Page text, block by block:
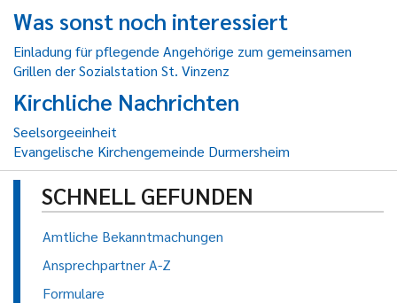
Was sonst noch interessiert
Einladung für pflegende Angehörige zum gemeinsamen
Grillen der Sozialstation St. Vinzenz
Kirchliche Nachrichten
Seelsorgeeinheit
Evangelische Kirchengemeinde Durmersheim
SCHNELL GEFUNDEN
Amtliche Bekanntmachungen
Ansprechpartner A-Z
Formulare